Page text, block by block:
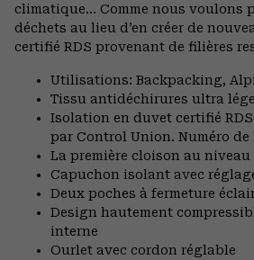
climatique… Comme nous voulons
déchets au lieu d’en créer de
certifié RDS provenant de filières
Utilisations: Backpacking,
Tissu antidéchirures ultra
Isolation en duvet certifié
par Control Union. Numéro de
La première cloison au
Capuchon isolant avec
Deux poches à fermeture
Design hautement
interne
Ourlet avec cordon réglable